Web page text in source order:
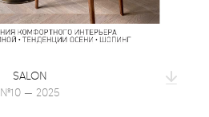
SALON
№10 — 2025